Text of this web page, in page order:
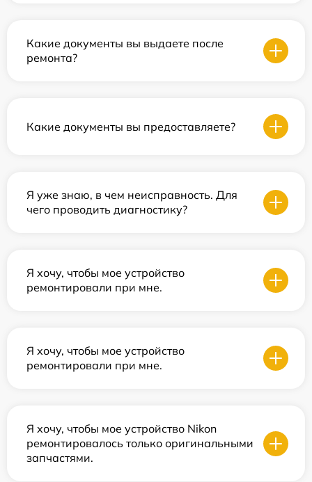
Какие документы вы выдаете после
ремонта?
Какие документы вы предоставляете?
Я уже знаю, в чем неисправность. Для
чего проводить диагностику?
Я хочу, чтобы мое устройство
ремонтировали при мне.
Я хочу, чтобы мое устройство
ремонтировали при мне.
Я хочу, чтобы мое устройство Nikon
ремонтировалось только оригинальными
запчастями.